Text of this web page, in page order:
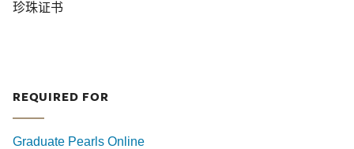
珍珠证书
REQUIRED FOR
Graduate Pearls Online